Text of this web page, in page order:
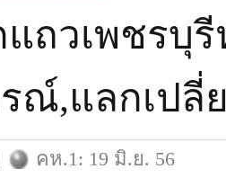
ถวเพชรบุรี
ณ์,แลกเปลี่
คห.1: 19 มิ.ย. 56